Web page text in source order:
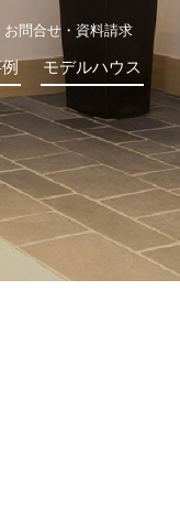
お問合せ・資料請求
モデルハウス